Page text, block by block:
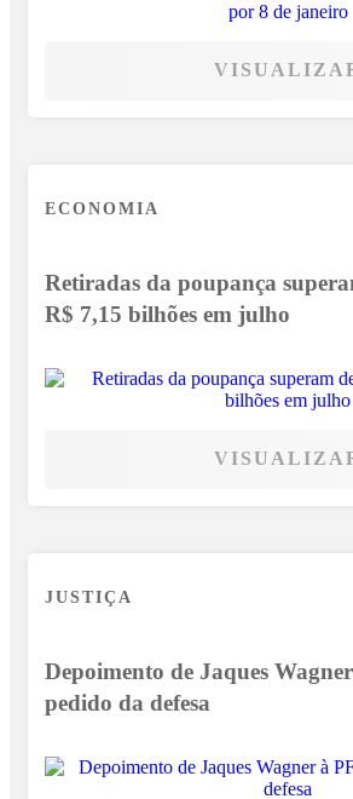
ECONOMIA
Retiradas da poupança
R$ 7,15 bilhões em julho
JUSTIÇA
Depoimento de Jaques
pedido da defesa